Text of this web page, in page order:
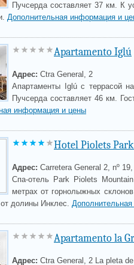
Пучсерда составляет 37 км. К
Дополнительная информация и
Apartamento Iglú
Адрес: Ctra General, 2
Апартаменты Iglú с террасой
Пучсерда составляет 46 км.
информация и цены
Hotel Piolets Park
Адрес: Carretera General 2, nº
Спа-отель Park Piolets
метрах от горнолыжных
долины Инклес.
Apartamento la
Адрес: Ctra General, 2 La pleta